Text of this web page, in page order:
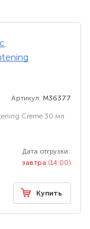
Артикул: M36377
Creme 30 мл
Дата отгрузки:
завтра (14:00)
Купить